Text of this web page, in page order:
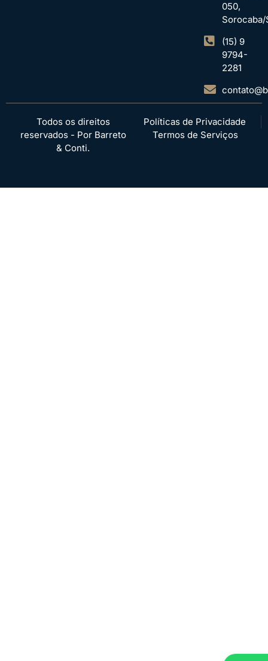
050,
Sorocaba/
(15) 9
9794-
2281
Todos os direitos
reservados - Por Barreto
& Conti.
Políticas de Privacidade
Termos de Serviços